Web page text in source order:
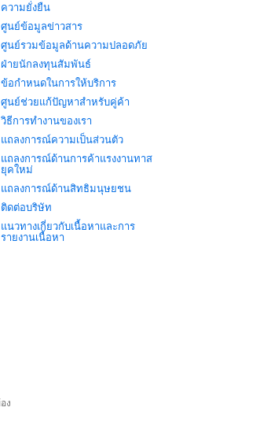
ความยั่งยืน
ศูนย์ข้อมูลข่าวสาร
ศูนย์รวมข้อมูลด้านความปลอดภัย
ฝ่ายนักลงทุนสัมพันธ์
ข้อกำหนดในการให้บริการ
ศูนย์ช่วยแก้ปัญหาสำหรับคู่ค้า
วิธีการทำงานของเรา
แถลงการณ์ความเป็นส่วนตัว
แถลงการณ์ด้านการค้าแรงงานทาส
ยุคใหม่
แถลงการณ์ด้านสิทธิมนุษยชน
ติดต่อบริษัท
แนวทางเกี่ยวกับเนื้อหาและการ
รายงานเนื้อหา
ง